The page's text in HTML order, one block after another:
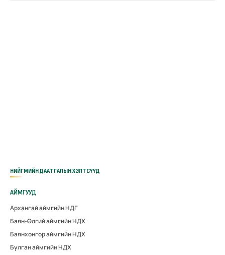
НИЙГМИЙН ДААТГАЛЫН ХЭЛТСҮҮД
АЙМГУУД
Архангай аймгийн НДГ
Баян-Өлгий аймгийн НДХ
Баянхонгор аймгийн НДХ
Булган аймгийн НДХ